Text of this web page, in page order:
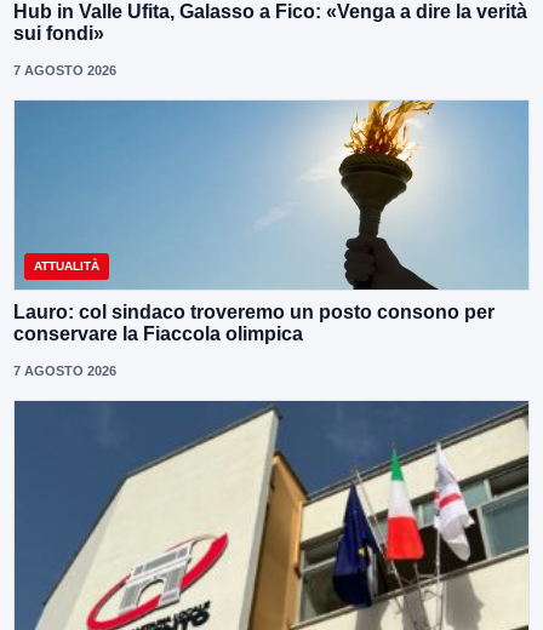
Hub in Valle Ufita, Galasso a Fico: «Venga a dire la verità
sui fondi»
7 AGOSTO 2026
ATTUALITÀ
Lauro: col sindaco troveremo un posto consono per
conservare la Fiaccola olimpica
7 AGOSTO 2026